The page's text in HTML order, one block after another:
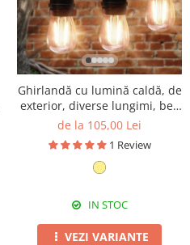
12345
Ghirlandă cu lumină caldă, de
exterior, diverse lungimi, bec
clar, alb cald
de la 105,00 Lei
1 Review
IN STOC
VEZI VARIANTE